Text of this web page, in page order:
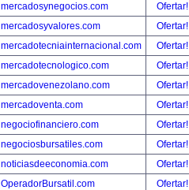
mercadosynegocios.com
Ofertar!
mercadosyvalores.com
Ofertar!
mercadotecniainternacional.com
Ofertar!
mercadotecnologico.com
Ofertar!
mercadovenezolano.com
Ofertar!
mercadoventa.com
Ofertar!
negociofinanciero.com
Ofertar!
negociosbursatiles.com
Ofertar!
noticiasdeeconomia.com
Ofertar!
OperadorBursatil.com
Ofertar!